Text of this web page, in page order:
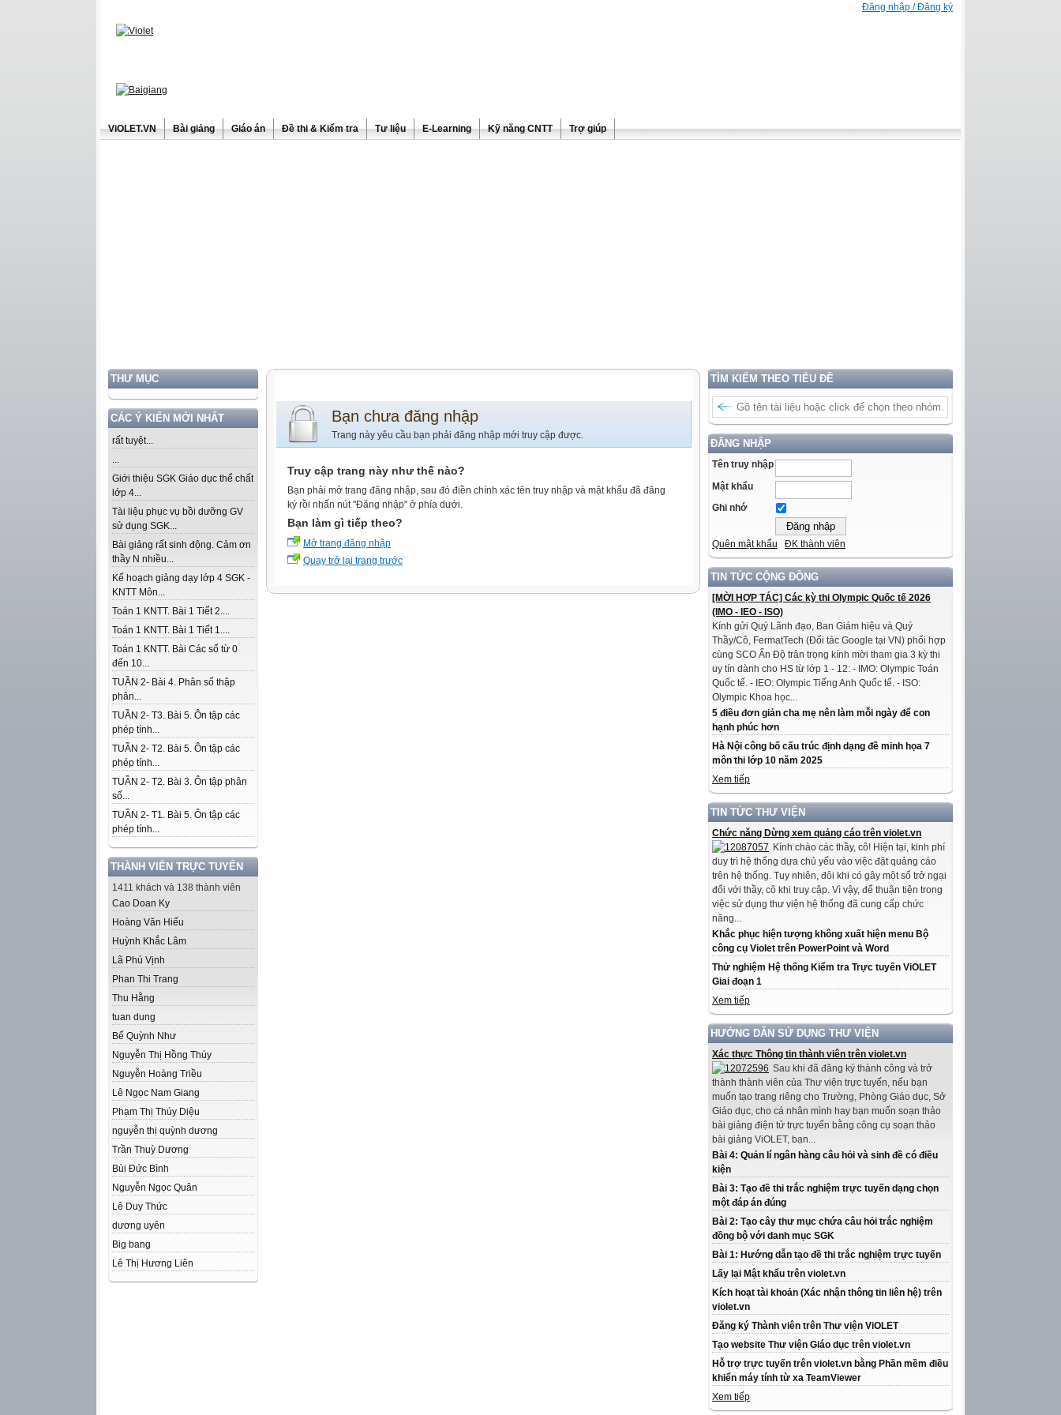
Đăng nhập / Đăng ký
ViOLET.VN Bài giảng Giáo án Đề thi & Kiểm tra Tư liệu E-Learning Kỹ năng CNTT Trợ giúp
THƯ MỤC
CÁC Ý KIẾN MỚI NHẤT
rất tuyệt...
...
Giới thiệu SGK Giáo dục thể chất
lớp 4...
Tài liệu phục vụ bồi dưỡng GV
sử dụng SGK...
Bài giảng rất sinh động. Cảm ơn
thầy N nhiều...
Kế hoạch giảng dạy lớp 4 SGK -
KNTT Môn...
Toán 1 KNTT. Bài 1 Tiết 2....
Toán 1 KNTT. Bài 1 Tiết 1....
Toán 1 KNTT. Bài Các số từ 0
đến 10...
TUẦN 2- Bài 4. Phân số thập
phân...
TUẦN 2- T3. Bài 5. Ôn tập các
phép tính...
TUẦN 2- T2. Bài 5. Ôn tập các
phép tính...
TUẦN 2- T2. Bài 3. Ôn tập phân
số...
TUẦN 2- T1. Bài 5. Ôn tập các
phép tính...
THÀNH VIÊN TRỰC TUYẾN
1411 khách và 138 thành viên
Cao Doan Ky
Hoàng Văn Hiếu
Huỳnh Khắc Lâm
Lã Phú Vịnh
Phan Thi Trang
Thu Hằng
tuan dung
Bế Quỳnh Như
Nguyễn Thị Hồng Thúy
Nguyễn Hoàng Triều
Lê Ngọc Nam Giang
Phạm Thị Thúy Diệu
nguyễn thị quỳnh dương
Trần Thuỳ Dương
Bùi Đức Bình
Nguyễn Ngọc Quân
Lê Duy Thức
dương uyên
Big bang
Lê Thị Hương Liên
TÌM KIẾM THEO TIÊU ĐỀ
ĐĂNG NHẬP
Tên truy nhập
Mật khẩu
Ghi nhớ
Quên mật khẩu ĐK thành viên
TIN TỨC CỘNG ĐỒNG
[MỜI HỢP TÁC] Các kỳ thi Olympic Quốc tế 2026
(IMO - IEO - ISO)
Kính gửi Quý Lãnh đạo, Ban Giám hiệu và Quý
Thầy/Cô, FermatTech (Đối tác Google tại VN) phối hợp
cùng SCO Ấn Độ trân trọng kính mời tham gia 3 kỳ thi
uy tín dành cho HS từ lớp 1 - 12: - IMO: Olympic Toán
Quốc tế. - IEO: Olympic Tiếng Anh Quốc tế. - ISO:
Olympic Khoa học...
5 điều đơn giản cha mẹ nên làm mỗi ngày để con
hạnh phúc hơn
Hà Nội công bố cấu trúc định dạng đề minh họa 7
môn thi lớp 10 năm 2025
Xem tiếp
TIN TỨC THƯ VIỆN
Chức năng Dừng xem quảng cáo trên violet.vn
Kính chào các thầy, cô! Hiện tại, kinh phí
duy trì hệ thống dựa chủ yếu vào việc đặt quảng cáo
trên hệ thống. Tuy nhiên, đôi khi có gây một số trở ngại
đối với thầy, cô khi truy cập. Vì vậy, để thuận tiện trong
việc sử dụng thư viện hệ thống đã cung cấp chức
năng...
Khắc phục hiện tượng không xuất hiện menu Bộ
công cụ Violet trên PowerPoint và Word
Thử nghiệm Hệ thống Kiểm tra Trực tuyến ViOLET
Giai đoạn 1
Xem tiếp
HƯỚNG DẪN SỬ DỤNG THƯ VIỆN
Xác thực Thông tin thành viên trên violet.vn
Sau khi đã đăng ký thành công và trở
thành thành viên của Thư viện trực tuyến, nếu bạn
muốn tạo trang riêng cho Trường, Phòng Giáo dục, Sở
Giáo dục, cho cá nhân mình hay bạn muốn soạn thảo
bài giảng điện tử trực tuyến bằng công cụ soạn thảo
bài giảng ViOLET, bạn...
Bài 4: Quản lí ngân hàng câu hỏi và sinh đề có điều
kiện
Bài 3: Tạo đề thi trắc nghiệm trực tuyến dạng chọn
một đáp án đúng
Bài 2: Tạo cây thư mục chứa câu hỏi trắc nghiệm
đồng bộ với danh mục SGK
Bài 1: Hướng dẫn tạo đề thi trắc nghiệm trực tuyến
Lấy lại Mật khẩu trên violet.vn
Kích hoạt tài khoản (Xác nhận thông tin liên hệ) trên
violet.vn
Đăng ký Thành viên trên Thư viện ViOLET
Tạo website Thư viện Giáo dục trên violet.vn
Hỗ trợ trực tuyến trên violet.vn bằng Phần mềm điều
khiển máy tính từ xa TeamViewer
Xem tiếp
Bạn chưa đăng nhập
Trang này yêu cầu bạn phải đăng nhập mới truy cập được.
Truy cập trang này như thế nào?
Bạn phải mở trang đăng nhập, sau đó điền chính xác tên truy nhập và mật khẩu đã đăng
ký rồi nhấn nút "Đăng nhập" ở phía dưới.
Bạn làm gì tiếp theo?
Mở trang đăng nhập
Quay trở lại trang trước